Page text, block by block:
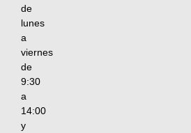
de
lunes
a
viernes
de
9:30
a
14:00
y